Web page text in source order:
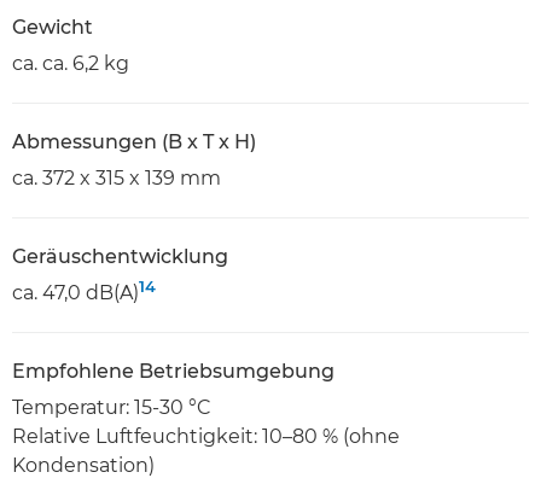
Gewicht
ca. ca. 6,2 kg
Abmessungen (B x T x H)
ca. 372 x 315 x 139 mm
Geräuschentwicklung
ca. 47,0 dB(A)14
Empfohlene Betriebsumgebung
Temperatur: 15-30 °C
Relative Luftfeuchtigkeit: 10–80 % (ohne
Kondensation)